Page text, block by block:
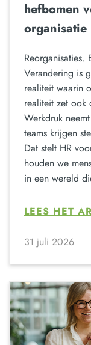
hefbomen
organisatie
Reorganisaties.
Verandering is
realiteit waarin
realiteit zet ook
Werkdruk
teams krijgen
Dat stelt HR
houden we
in een wereld
LEES HET
31 juli 2026